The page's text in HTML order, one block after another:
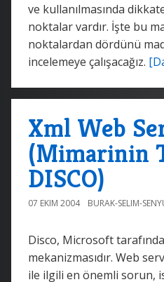
ve kullanılmasında
noktalar vardır. İşte bu
noktalardan dördünü
incelemeye çalışacağız.
Xml Web
(Mimarinin
DISCO)
07 EKIM 2004 BURAK-SELIM-
Disco, Microsoft
mekanizmasıdır. Web
ile ilgili en önemli sorun,